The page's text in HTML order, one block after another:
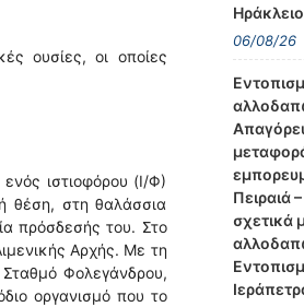
ουσίες, οι οποίες
ιστιοφόρου (Ι/Φ)
θέση, στη θαλάσσια
πρόσδεσής του. Στο
Αρχής. Με τη
Φολεγάνδρου,
οργανισμό που το
06/08/26
Πειραιά
σχετικά